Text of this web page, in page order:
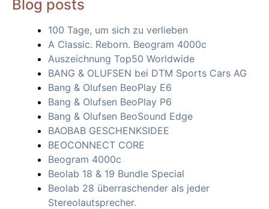
Blog posts
100 Tage, um sich zu verlieben
A Classic. Reborn. Beogram 4000c
Auszeichnung Top50 Worldwide
BANG & OLUFSEN bei DTM Sports Cars AG
Bang & Olufsen BeoPlay E6
Bang & Olufsen BeoPlay P6
Bang & Olufsen BeoSound Edge
BAOBAB GESCHENKSIDEE
BEOCONNECT CORE
Beogram 4000c
Beolab 18 & 19 Bundle Special
Beolab 28 überraschender als jeder
Stereolautsprecher.